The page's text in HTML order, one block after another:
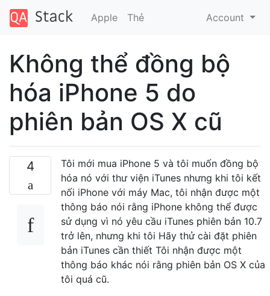
Apple Thẻ Account
Không thể đồng bộ
hóa iPhone 5 do
phiên bản OS X cũ
4
Tôi mới mua iPhone 5 và tôi muốn đồng bộ
hóa nó với thư viện iTunes nhưng khi tôi kết
nối iPhone với máy Mac, tôi nhận được một
thông báo nói rằng iPhone không thể được
sử dụng vì nó yêu cầu iTunes phiên bản 10.7
trở lên, nhưng khi tôi Hãy thử cài đặt phiên
bản iTunes cần thiết Tôi nhận được một
thông báo khác nói rằng phiên bản OS X của
tôi quá cũ.